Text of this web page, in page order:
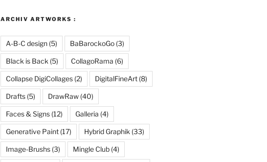
ARCHIV ARTWORKS :
A-B-C design(5) BaBarockoGo(3)
Black is Back (5) CollagoRama (6)
Collapse DigiCollages(2) DigitalFineArt(8)
Drafts(5) DrawRaw(40)
Faces & Signs(12) Galleria (4)
Generative Paint(17) Hybrid Graphik (33)
Image-Brushs(3) Mingle Club(4)